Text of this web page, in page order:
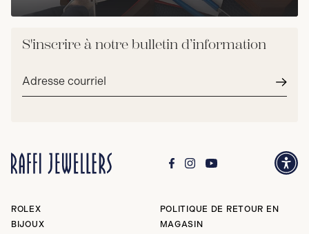
S'inscrire à notre bulletin d’information
Adresse
ROLEX
BIJOUX
POLITIQUE DE RETOUR EN
MAGASIN